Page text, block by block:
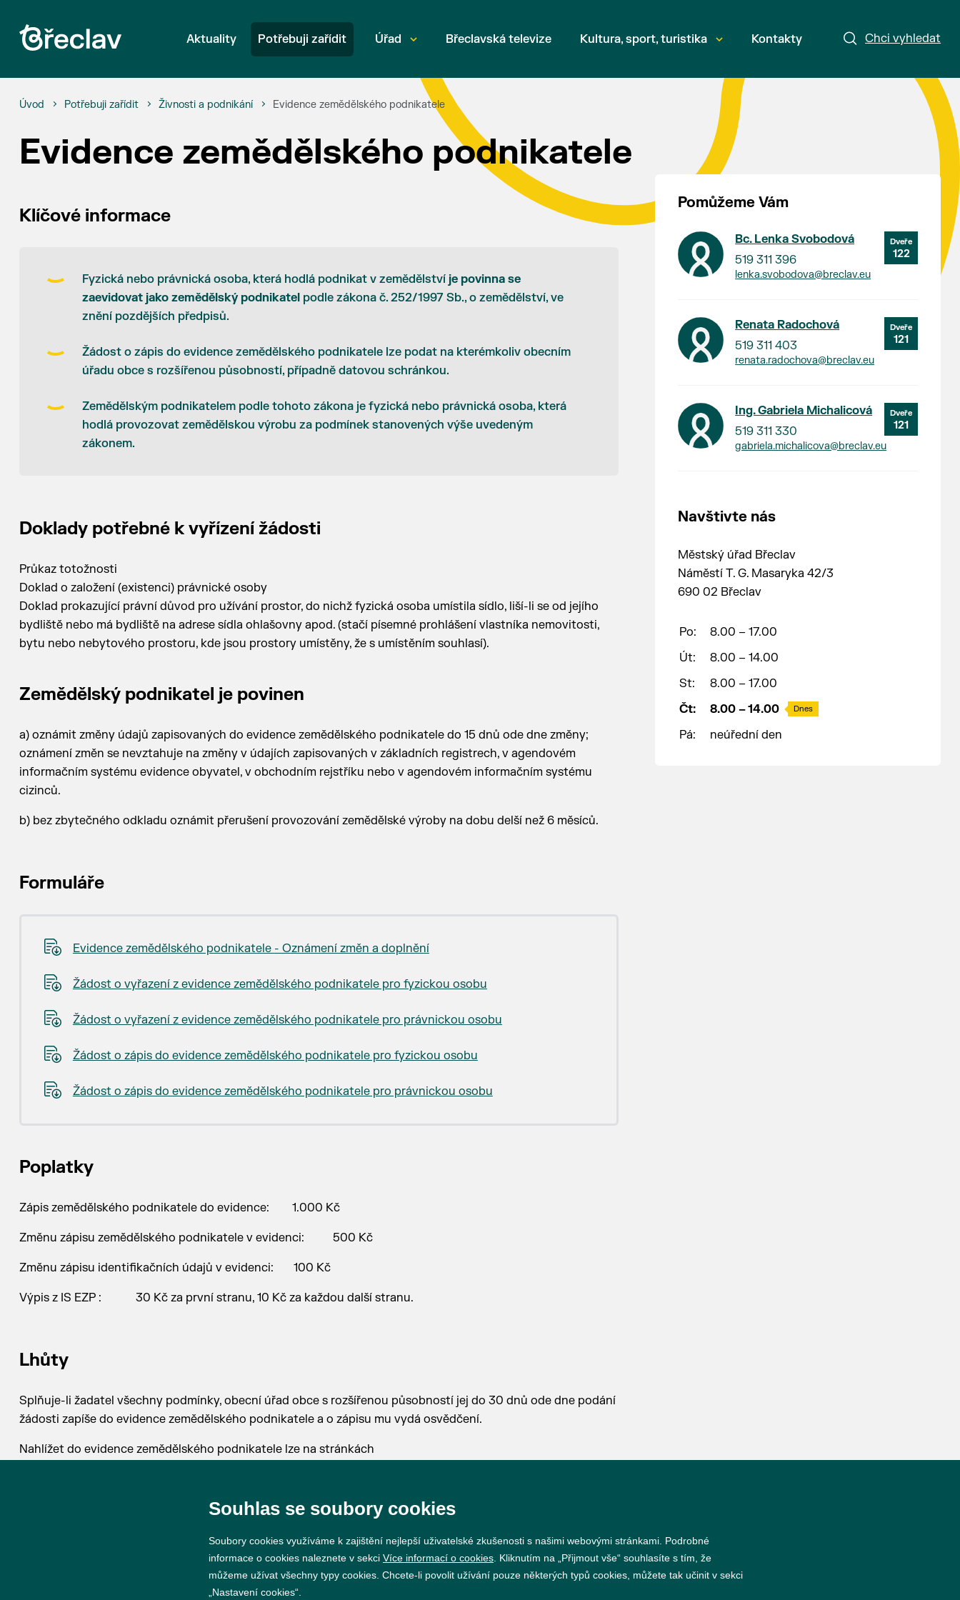
Chci vyhledat
Aktuality Potřebuji zařídit Úřad Břeclavská televize Kultura, sport, turistika Kontakty
Úvod Potřebuji zařídit Živnosti a podnikání Evidence zemědělského podnikatele
Evidence zemědělského podnikatele
Klíčové informace
Fyzická nebo právnická osoba, která hodlá podnikat v zemědělství je povinna se
zaevidovat jako zemědělský podnikatelpodle zákona č. 252/1997 Sb., o zemědělství, ve
znění pozdějších předpisů.
Žádost o zápis do evidence zemědělského podnikatele lze podat na kterémkoliv obecním
úřadu obce s rozšířenou působností, případně datovou schránkou.
Zemědělským podnikatelem podle tohoto zákona je fyzická nebo právnická osoba, která
hodlá provozovat zemědělskou výrobu za podmínek stanovených výše uvedeným
zákonem.
Doklady potřebné k vyřízení žádosti
Průkaz totožnosti
Doklad o založení (existenci) právnické osoby
Doklad prokazující právní důvod pro užívání prostor, do nichž fyzická osoba umístila sídlo, liší-li se od jejího
bydliště nebo má bydliště na adrese sídla ohlašovny apod. (stačí písemné prohlášení vlastníka nemovitosti,
bytu nebo nebytového prostoru, kde jsou prostory umístěny, že s umístěním souhlasí).
Zemědělský podnikatel je povinen
a) oznámit změny údajů zapisovaných do evidence zemědělského podnikatele do 15 dnů ode dne změny;
oznámení změn se nevztahuje na změny v údajích zapisovaných v základních registrech, v agendovém
informačním systému evidence obyvatel, v obchodním rejstříku nebo v agendovém informačním systému
cizinců.
b) bez zbytečného odkladu oznámit přerušení provozování zemědělské výroby na dobu delší než 6 měsíců.
Formuláře
Evidence zemědělského podnikatele - Oznámení změn a doplnění
Žádost o vyřazení z evidence zemědělského podnikatele pro fyzickou osobu
Žádost o vyřazení z evidence zemědělského podnikatele pro právnickou osobu
Žádost o zápis do evidence zemědělského podnikatele pro fyzickou osobu
Žádost o zápis do evidence zemědělského podnikatele pro právnickou osobu
Poplatky
Zápis zemědělského podnikatele do evidence: 1.000 Kč
Změnu zápisu zemědělského podnikatele v evidenci: 500 Kč
Změnu zápisu identifikačních údajů v evidenci: 100 Kč
Výpis z IS EZP : 30 Kč za první stranu, 10 Kč za každou další stranu.
Lhůty
Splňuje-li žadatel všechny podmínky, obecní úřad obce s rozšířenou působností jej do 30 dnů ode dne podání
žádosti zapíše do evidence zemědělského podnikatele a o zápisu mu vydá osvědčení.
Nahlížet do evidence zemědělského podnikatele lze na stránkách
Pomůžeme Vám
122
Bc. Lenka Svobodová
519 311 396
lenka.svobodova@breclav.eu
121
Renata Radochová
519 311 403
renata.radochova@breclav.eu
121
Ing. Gabriela Michalicová
519 311 330
gabriela.michalicova@breclav.eu
Navštivte nás
Městský úřad Břeclav
Náměstí T. G. Masaryka 42/3
690 02 Břeclav
Po:
8.00 – 17.00
Út:
8.00 – 14.00
St:
8.00 – 17.00
Čt:
8.00 – 14.00 Dnes
Pá: neúřední den
Souhlas se soubory cookies
Soubory cookies využíváme k zajištění nejlepší uživatelské zkušenosti s našimi webovými stránkami. Podrobné
informace o cookies naleznete v sekci Více informací o cookies . Kliknutím na „Přijmout vše“ souhlasíte s tím, že
můžeme užívat všechny typy cookies. Chcete-li povolit užívání pouze některých typů cookies, můžete tak učinit v sekci
„Nastavení cookies“.